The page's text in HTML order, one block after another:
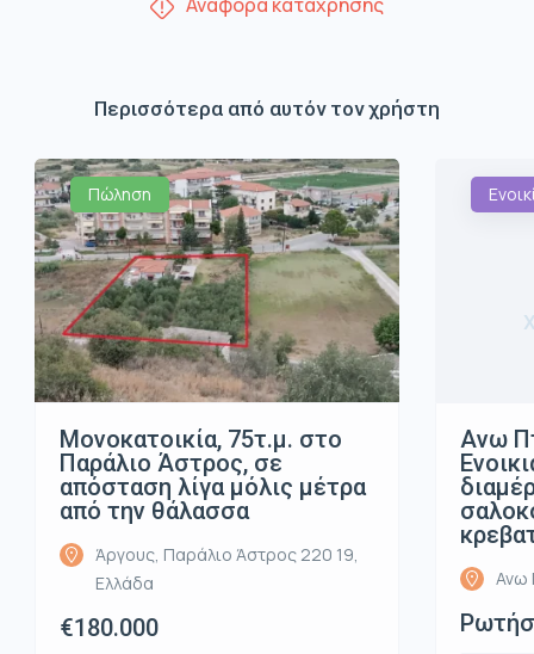
Περισσότερα από αυτόν τον χρήστη
Πώληση
Μονοκατοικία, 75τ.μ. στο
Παράλιο Άστρος, σε
απόσταση λίγα μόλις μέτρα
από την θάλασσα
Άργους, Παράλιο Άστρος 220 19,
Ελλάδα
€180.000
Ανω
Ανω